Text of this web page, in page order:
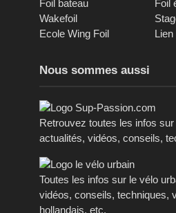
Foil bateau
Foil
Wakefoil
Ecole Wing Foil
Lien
Nous sommes aussi
Retrouvez toutes les infos
actualités, vidéos, conseils,
Toutes les infos sur le vélo
vidéos, conseils, techniques,
hollandais, etc.